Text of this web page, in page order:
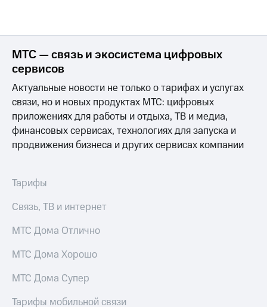
кабинет
Акционерный
капитал
и
аудит
Рынок
акций
Описание
акций
Дивиденды
Рынок
облигаций
Описание
Уведомление
погашении
МТС — связь и экосистема цифровых
сервисов
Актуальные новости не только о тарифах и услугах
связи, но и новых продуктах МТС: цифровых
приложениях для работы и отдыха, ТВ и медиа,
финансовых сервисах, технологиях для запуска и
продвижения бизнеса и других сервисах компании
Тарифы
Связь, ТВ и интернет
МТС Дома Отлично
МТС Дома Хорошо
МТС Дома Супер
Тарифы мобильной связи